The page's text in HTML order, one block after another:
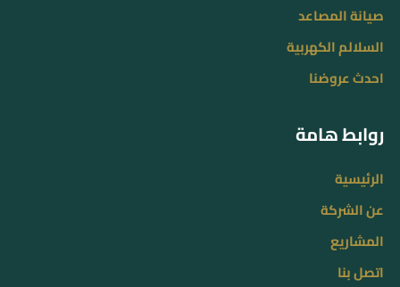
صيانة المصاعد
السلالم الكهربية
احدث عروضنا
روابط هامة
الرئيسية
عن الشركة
المشاريع
اتصل بنا